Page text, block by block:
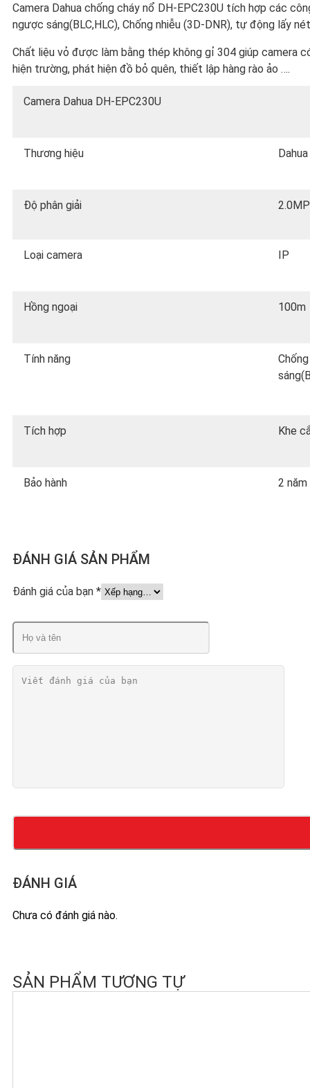
Camera Dahua chống cháy nổ DH-EPC230U tích hợp các
ngược sáng(BLC,HLC), Chống nhiễu (3D-DNR), tự động lấy
Chất liệu vỏ được làm bằng thép không gỉ 304 giúp camera
hiện trường, phát hiện đồ bỏ quên, thiết lập hàng rào ảo ….
Camera Dahua DH-EPC230U
Thương hiệu Dahua
Độ phân giải 2.0MP
Loại camera IP
Hồng ngoại 100m
Tính năng
Tích hợp Khe
Bảo hành 2 năm
ĐÁNH GIÁ
Chưa có đánh giá nào.
ĐÁNH GIÁ SẢN PHẨM
Đánh giá của bạn *
SẢN PHẨM TƯƠNG TỰ